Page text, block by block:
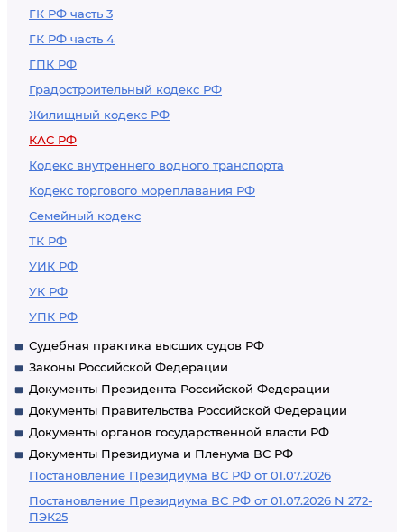
ГК РФ часть 3
ГК РФ часть 4
ГПК РФ
Градостроительный кодекс РФ
Жилищный кодекс РФ
КАС РФ
Кодекс внутреннего водного транспорта
Кодекс торгового мореплавания РФ
Семейный кодекс
ТК РФ
УИК РФ
УК РФ
УПК РФ
Судебная практика высших судов РФ
Законы Российской Федерации
Документы Президента Российской Федерации
Документы Правительства Российской Федерации
Документы органов государственной власти РФ
Документы Президиума и Пленума ВС РФ
Постановление Президиума ВС РФ от 01.07.2026
Постановление Президиума ВС РФ от 01.07.2026 N 272-
ПЭК25
полномочиями